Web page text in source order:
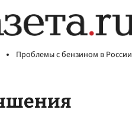
Проблемы с бензином в России